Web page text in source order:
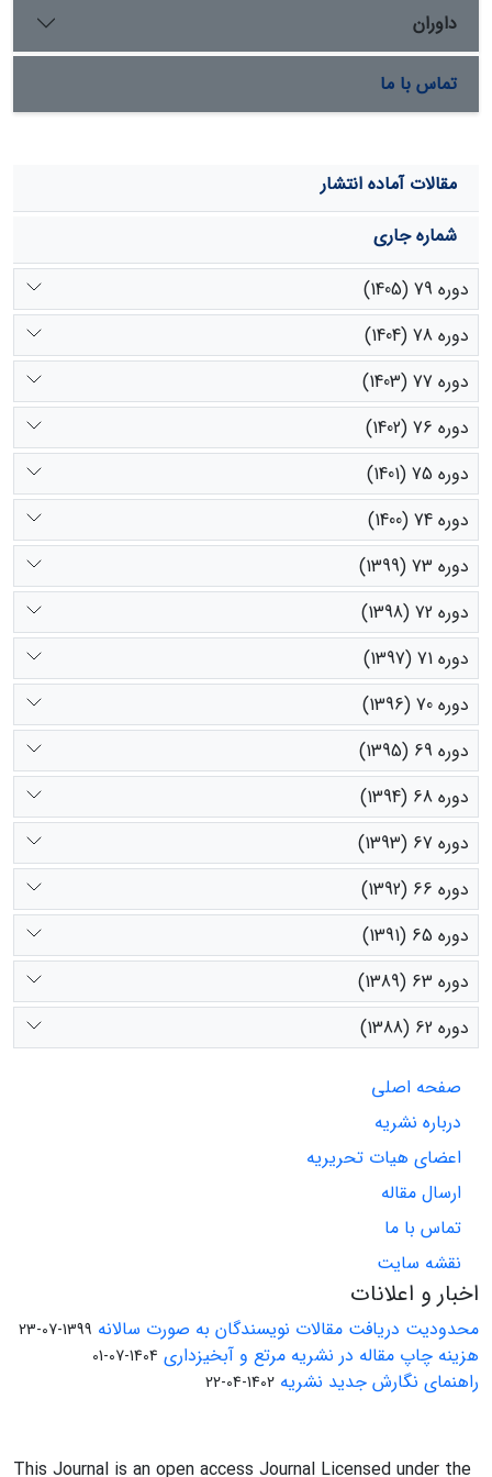
داوران
تماس با ما
مقالات آماده انتشار
شماره جاری
دوره 79 (1405)
دوره 78 (1404)
دوره 77 (1403)
دوره 76 (1402)
دوره 75 (1401)
دوره 74 (1400)
دوره 73 (1399)
دوره 72 (1398)
دوره 71 (1397)
دوره 70 (1396)
دوره 69 (1395)
دوره 68 (1394)
دوره 67 (1393)
دوره 66 (1392)
دوره 65 (1391)
دوره 63 (1389)
دوره 62 (1388)
صفحه اصلی
درباره نشریه
اعضای هیات تحریریه
ارسال مقاله
تماس با ما
نقشه سایت
اخبار و اعلانات
محدودیت دریافت مقالات نویسندگان به صورت سالانه 1399-07-23
هزینه چاپ مقاله در نشریه مرتع و آبخیزداری 1404-07-01
راهنمای نگارش جدید نشریه 1402-04-22
This Journal is an open access Journal Licensed under the